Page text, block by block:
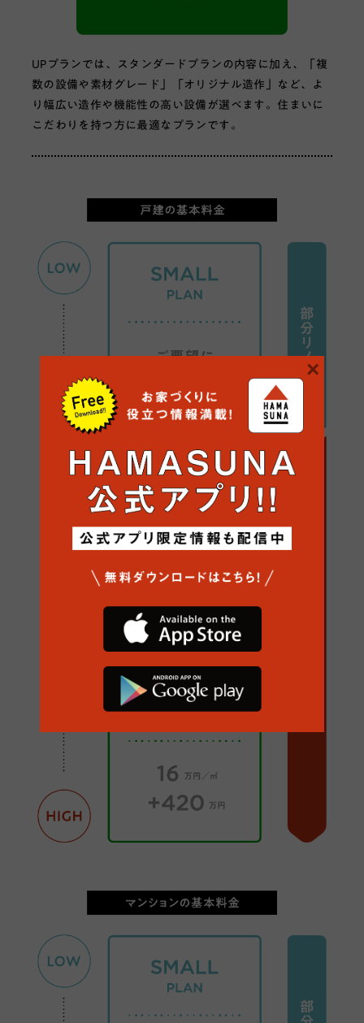
UPプランでは、スタンダードプランの内容に加え、「複
数の設備や素材グレード」「オリジナル造作」など、よ
り幅広い造作や機能性の高い設備が選べます。住まいに
こだわりを持つ方に最適なプランです。
×